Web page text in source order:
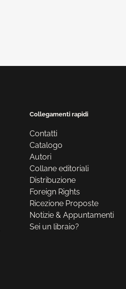
Collegamenti rapidi
Contatti
Catalogo
Autori
Collane editoriali
Distribuzione
Foreign Rights
Ricezione Proposte
Notizie & Appuntamenti
Sei un libraio?